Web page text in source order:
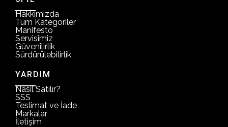
Hakkımızda
Tüm Kategoriler
Manifesto
Servisimiz
Güvenilirlik
Sürdürülebilirlik
YARDIM
Nasıl Satılır?
SSS
Teslimat ve İade
Markalar
İletişim